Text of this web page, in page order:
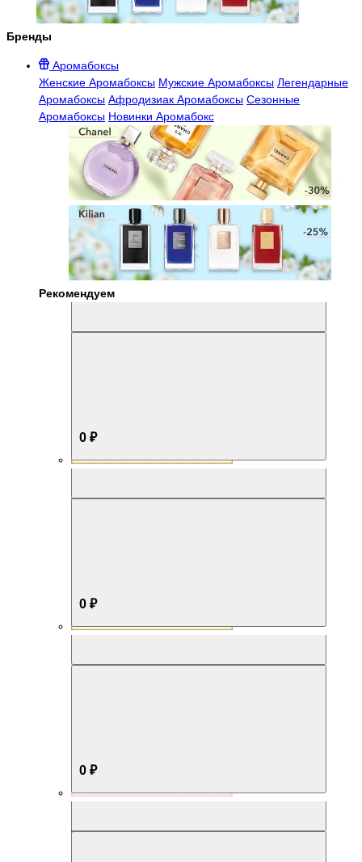
Бренды
Аромабоксы
Женские Аромабоксы Мужские Аромабоксы Легендарные
Аромабоксы Афродизиак Аромабоксы Сезонные
Аромабоксы Новинки Аромабокс
Рекомендуем
0 ₽
0 ₽
0 ₽